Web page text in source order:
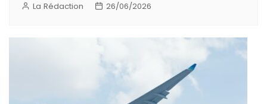
La Rédaction 26/06/2026